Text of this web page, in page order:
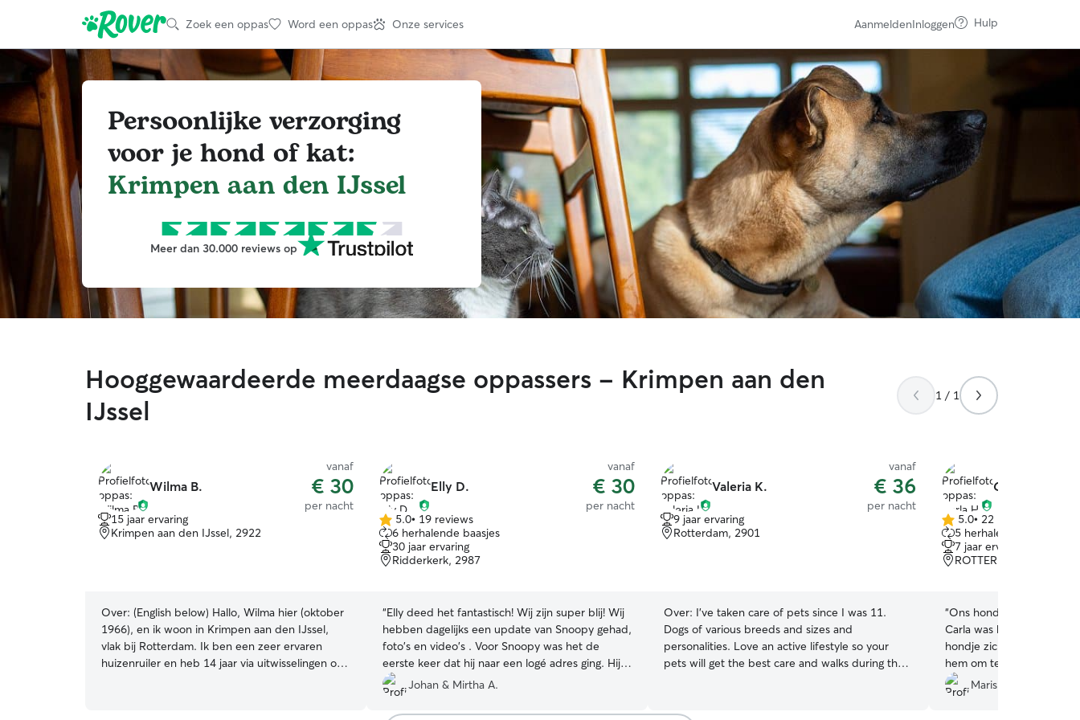
Zoek een oppas Word een oppas Onze services AanmeldenInloggen Hulp
Persoonlijke verzorging
voor je hond of kat:
Krimpen aan den IJssel
Meer dan 30.000 reviews op
Hooggewaardeerde meerdaagse oppassers - Krimpen aan den
IJssel
1 / 1
Wilma B.
vanaf
€ 30
per nacht
15 jaar ervaring
Krimpen aan den IJssel, 2922
Over: (English below) Hallo, Wilma hier (oktober
1966), en ik woon in Krimpen aan den IJssel,
vlak bij Rotterdam. Ik ben een zeer ervaren
huizenruiler en heb 14 jaar via uitwisselingen op
Elly D.
vanaf
€ 30
per nacht
5.0
van
5
sterren
5.0• 19 reviews
6 herhalende baasjes
30 jaar ervaring
Ridderkerk, 2987
“Elly deed het fantastisch! Wij zijn super blij! Wij
hebben dagelijks een update van Snoopy gehad,
foto's en video's . Voor Snoopy was het de
eerste keer dat hij naar een logé adres ging. Hij
heeft extra aandacht nodig omdat hij medicijnen
slikt en af en toe een epileptische aanval krijgt.
Elly ging hier heel goed mee om. Ik zal zeker een
Johan & Mirtha A.
Valeria K.
vanaf
€ 36
per nacht
9 jaar ervaring
Rotterdam, 2901
Over: I’ve taken care of pets since I was 11.
Dogs of various breeds and sizes and
personalities. Love an active lifestyle so your
pets will get the best care and walks during the
so I can work around the best needs for your
Carla H.
5.0
van
5
sterren
5.0• 22 reviews
5 herhalende baasjes
7 jaar ervaring
ROTTERDAM, 3054
“Ons hondje is een week
Carla was heel lief met
hondje zich helemaal op z’n
hem om te wandelen en
update met foto’s.
goed de band tussen beide was.
Mariska v.